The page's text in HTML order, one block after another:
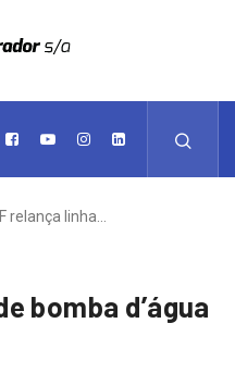
relança linha…
bomba d’água